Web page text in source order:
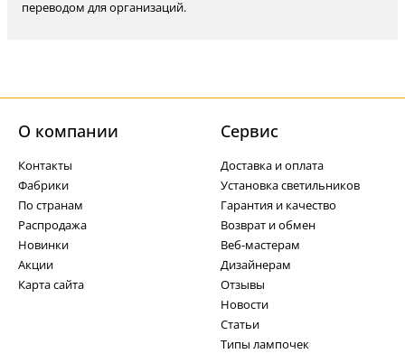
переводом для организаций.
О компании
Контакты
Фабрики
По странам
Распродажа
Новинки
Акции
Карта сайта
Cервис
Доставка и оплата
Установка светильников
Гарантия и качество
Возврат и обмен
Веб-мастерам
Дизайнерам
Отзывы
Новости
Статьи
Типы лампочек